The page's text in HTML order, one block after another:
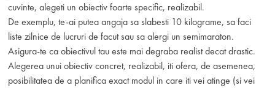
cuvinte, alegeti un obiectiv foarte specific, realizabil.
De exemplu, te-ai putea angaja sa slabesti 10 kilograme, sa faci
liste zilnice de lucruri de facut sau sa alergi un semimaraton.
Asigura-te ca obiectivul tau este mai degraba realist decat drastic.
Alegerea unui obiectiv concret, realizabil, iti ofera, de asemenea,
posibilitatea de a planifica exact modul in care iti vei atinge (si vei